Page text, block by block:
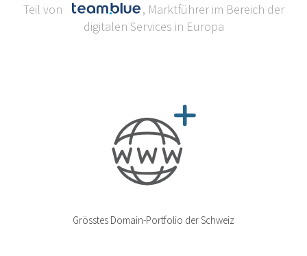
Teil von
, Marktführer im Bereich der
digitalen Services in Europa
Grösstes Domain-Portfolio der Schweiz